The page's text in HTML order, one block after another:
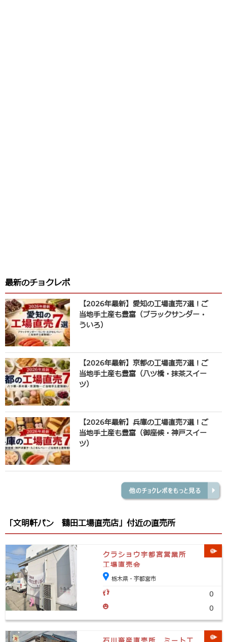
最新のチョクレポ
【2026年最新】愛知の工場直売7選！ご
当地手土産も豊富（ブラックサンダー・
ういろ）
【2026年最新】京都の工場直売7選！ご
当地手土産も豊富（八ツ橋・抹茶スイー
ツ）
【2026年最新】兵庫の工場直売7選！ご
当地手土産も豊富（御座候・神戸スイー
ツ）
「文明軒パン 鶴田工場直売店」付近の直売所
クラショウ宇都宮営業所
工場直売会
栃木県・宇都宮市
0
0